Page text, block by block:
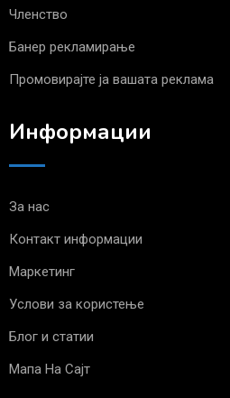
Членство
Банер рекламирање
Промовирајте ја вашата реклама
Информации
За нас
Контакт информации
Маркетинг
Услови за користење
Блог и статии
Мапа На Сајт